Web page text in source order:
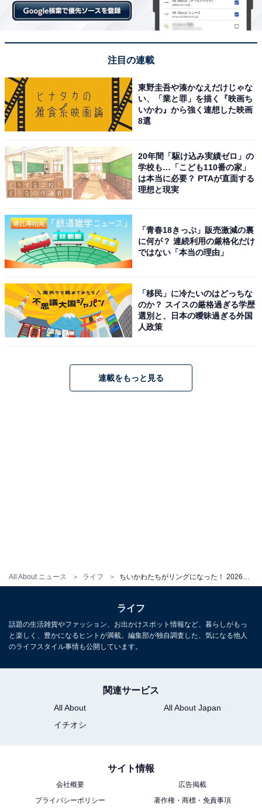
All About ニュース ライフ
・ハチワレ
・くりまんじゅう
Amazonで見る
注目の連載
東野圭吾や湊かなえだけじゃな
い、「業と罪」を描く『映画ち
いかわ』から強く連想した映画
8選
20年間「駆け込み実績ゼロ」の
学校も…「こども110番の家」
は本当に必要？ PTAが直面する
理想と現実
「青春18きっぷ」販売激減の裏
に何が？ 連続利用の厳格化だけ
ではない「本当の理由」
「移民」に冷たいのはどっちな
のか？ スイスの厳格過ぎる学歴
選別と、日本の曖昧過ぎる外国
人政策
連載をもっと見る
ライフ
話題の生活雑貨やファッション、お出かけスポット情報など、暮らしがもっ
と楽しく、豊かになるヒントが満載。編集部が独自調査した、気になる他人
のライフスタイル事情も公開しています。
関連サービス
All About
All About Japan
イチオシ
サイト情報
会社概要
広告掲載
プライバシーポリシー
著作権・商標・免責事項